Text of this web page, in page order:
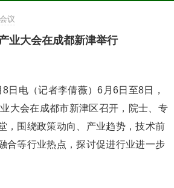
议
业大会在成都新津举行
日电（记者李倩薇）6月6日至8日，
大会在成都市新津区召开，院士、专
，围绕政策动向、产业趋势，技术前
合等行业热点，探讨促进行业进一步